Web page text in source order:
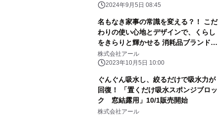
2024年9月5日 08:45
名もなき家事の常識を変える？！ こだ
わりの使い心地とデザインで、くらし
をきらりと輝かせる 消耗品ブランド
「Goodna(グッドナ)」が誕生
株式会社アール
2023年10月5日 10:00
ぐんぐん吸水し、絞るだけで吸水力が
回復！ 「置くだけ吸水スポンジブロッ
ク 窓結露用」10/1販売開始
株式会社アール